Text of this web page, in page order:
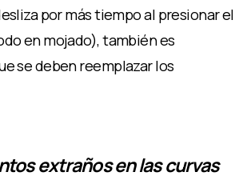
por más tiempo al presionar el
en mojado), también es
se deben reemplazar los
extraños en las curvas